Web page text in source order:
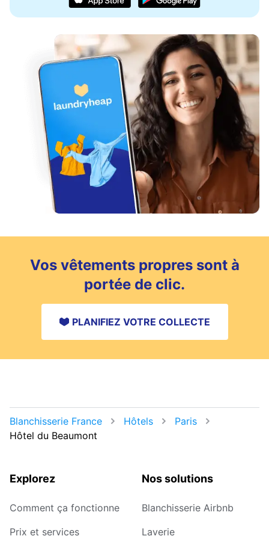
Vos vêtements propres sont à
portée de clic.
PLANIFIEZ VOTRE COLLECTE
Blanchisserie France Hôtels
Paris
Hôtel du Beaumont
Explorez
Comment ça fonctionne
Prix et services
Nos solutions
Blanchisserie Airbnb
Laverie